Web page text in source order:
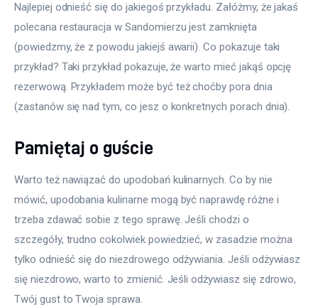
Najlepiej odnieść się do jakiegoś przykładu. Załóżmy, że jakaś
polecana restauracja w Sandomierzu jest zamknięta
(powiedzmy, że z powodu jakiejś awarii). Co pokazuje taki
przykład? Taki przykład pokazuje, że warto mieć jakąś opcję
rezerwową. Przykładem może być też choćby pora dnia
(zastanów się nad tym, co jesz o konkretnych porach dnia).
Pamiętaj o guście
Warto też nawiązać do upodobań kulinarnych. Co by nie
mówić, upodobania kulinarne mogą być naprawdę różne i
trzeba zdawać sobie z tego sprawę. Jeśli chodzi o
szczegóły, trudno cokolwiek powiedzieć, w zasadzie można
tylko odnieść się do niezdrowego odżywiania. Jeśli odżywiasz
się niezdrowo, warto to zmienić. Jeśli odżywiasz się zdrowo,
Twój gust to Twoja sprawa.